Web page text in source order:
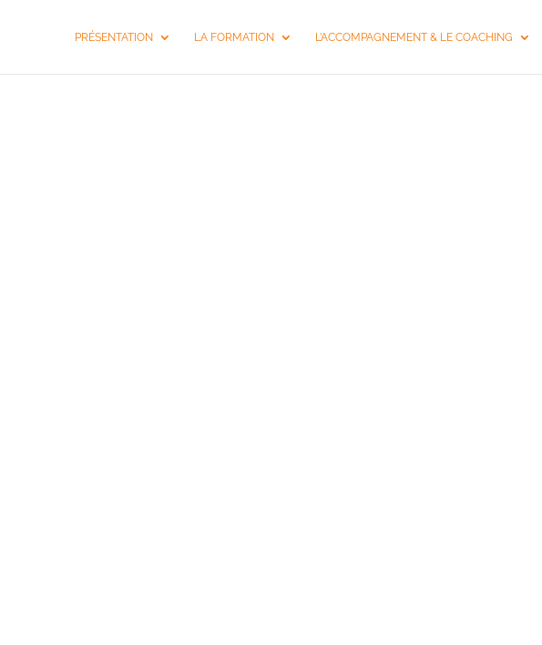
PRÉSENTATION LA FORMATION L’ACCOMPAGNEMENT & LE COACHING